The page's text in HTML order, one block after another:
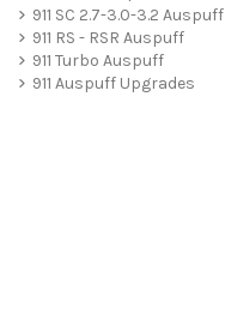
911 SC 2.7-3.0-3.2 Auspuff
911 RS - RSR Auspuff
911 Turbo Auspuff
911 Auspuff Upgrades